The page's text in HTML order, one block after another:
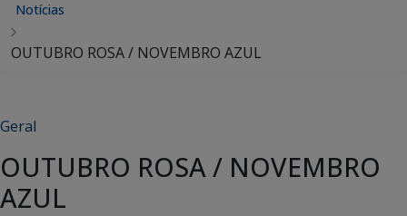
Notícias
OUTUBRO ROSA / NOVEMBRO AZUL
Geral
OUTUBRO ROSA / NOVEMBRO
AZUL